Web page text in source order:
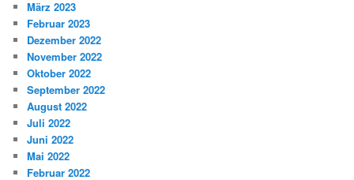
März 2023
Februar 2023
Dezember 2022
November 2022
Oktober 2022
September 2022
August 2022
Juli 2022
Juni 2022
Mai 2022
Februar 2022